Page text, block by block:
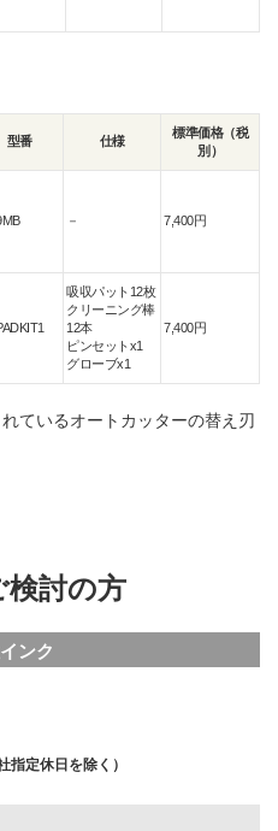
型番 仕様
標準価格（税
別）
－ 7,400円
吸収パット12枚
クリーニング棒
12本
ピンセットx1
グローブx1
7,400円
ているオートカッターの替え刃
検討の方
ンク
指定休日を除く）